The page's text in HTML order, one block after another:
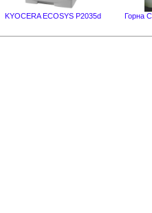
KYOCERA ECOSYS P2035d Горна